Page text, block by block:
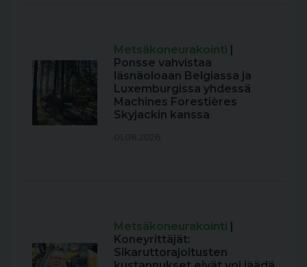
Metsäkoneurakointi |
Ponsse vahvistaa
läsnäoloaan Belgiassa ja
Luxemburgissa yhdessä
Machines Forestières
Skyjackin kanssa
01.08.2026
Metsäkoneurakointi |
Koneyrittäjät:
Sikaruttorajoitusten